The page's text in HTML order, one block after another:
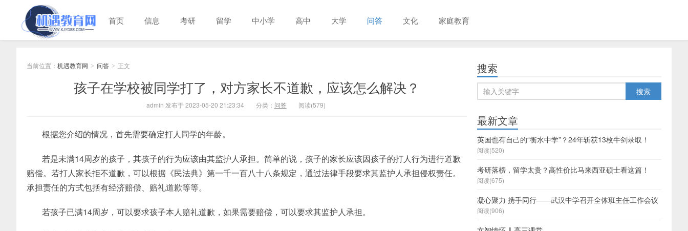
首页 信息 考研 留学 中小学 高中 大学 问答 文化 家庭教育
当前位置： 机遇教育网 > 问答 > 正文
孩子在学校被同学打了，对方家长不道歉，应该怎么解决？
admin 发布于 2023-05-20 21:23:34 分类： 问答 阅读(579)
根据您介绍的情况，首先需要确定打人同学的年龄。
若是未满14周岁的孩子，其孩子的行为应该由其监护人承担。简单的说，孩子的家长应该因孩子的打人行为进行道歉
赔偿。若打人家长拒不道歉，可以根据《民法典》第一千一百八十八条规定，通过法律手段要求其监护人承担侵权责任。
承担责任的方式包括有经济赔偿、赔礼道歉等等。
若孩子已满14周岁，可以要求孩子本人赔礼道歉，如果需要赔偿，可以要求其监护人承担。
搜索
最新文章
英国也有自己的“衡水中学”？24年斩获13枚牛剑录取！
阅读(520)
考研落榜，留学太贵？高性价比马来西亚硕士看这篇！
阅读(675)
凝心聚力 携手同行——武汉中学召开全体班主任工作会议
阅读(906)